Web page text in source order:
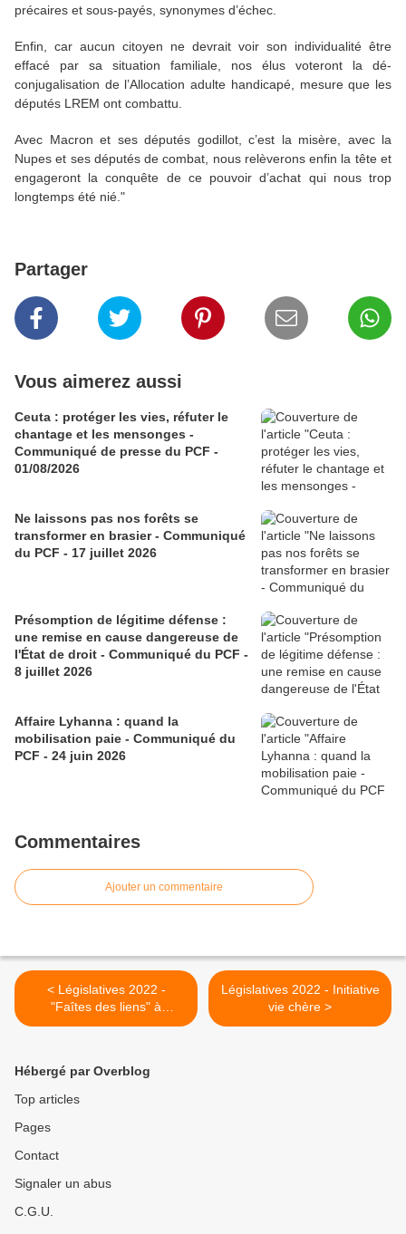
précaires et sous-payés, synonymes d’échec.
Enfin, car aucun citoyen ne devrait voir son individualité être
effacé par sa situation familiale, nos élus voteront la dé-
conjugalisation de l’Allocation adulte handicapé, mesure que les
députés LREM ont combattu.
Avec Macron et ses députés godillot, c’est la misère, avec la
Nupes et ses députés de combat, nous relèverons enfin la tête et
engageront la conquête de ce pouvoir d’achat qui nous trop
longtemps été nié."
Partager
Vous aimerez aussi
Ceuta : protéger les vies, réfuter le
chantage et les mensonges -
Communiqué de presse du PCF -
01/08/2026
Ne laissons pas nos forêts se
transformer en brasier - Communiqué
du PCF - 17 juillet 2026
Présomption de légitime défense :
une remise en cause dangereuse de
l'État de droit - Communiqué du PCF -
8 juillet 2026
Affaire Lyhanna : quand la
mobilisation paie - Communiqué du
PCF - 24 juin 2026
Commentaires
Ajouter un commentaire
< Législatives 2022 -
"Faîtes des liens" à
Mesquer - Samedi 21 mai
Législatives 2022 - Initiative
vie chère >
Hébergé par Overblog
Top articles
Pages
Contact
Signaler un abus
C.G.U.